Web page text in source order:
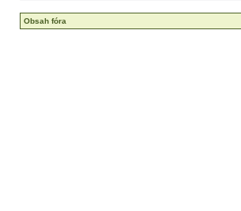
Obsah fóra